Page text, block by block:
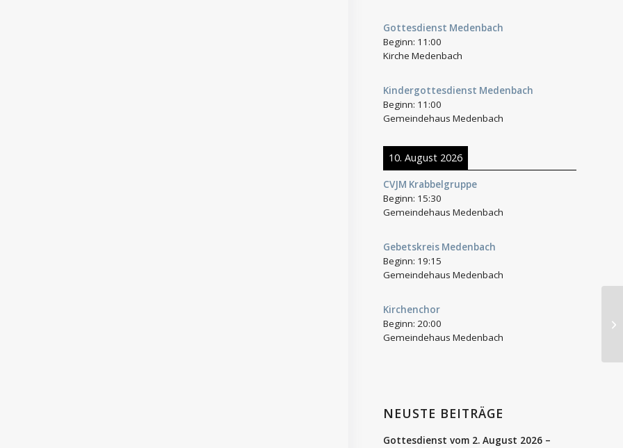
Gottesdienst Medenbach
Beginn: 11:00
Kirche Medenbach
Kindergottesdienst Medenbach
Beginn: 11:00
Gemeindehaus Medenbach
10. August 2026
CVJM Krabbelgruppe
Beginn: 15:30
Gemeindehaus Medenbach
Gebetskreis Medenbach
Beginn: 19:15
Gemeindehaus Medenbach
Kirchenchor
Beginn:20:00
Gemeindehaus Medenbach
NEUSTE BEITRÄGE
Gottesdienst vom 2. August 2026 –